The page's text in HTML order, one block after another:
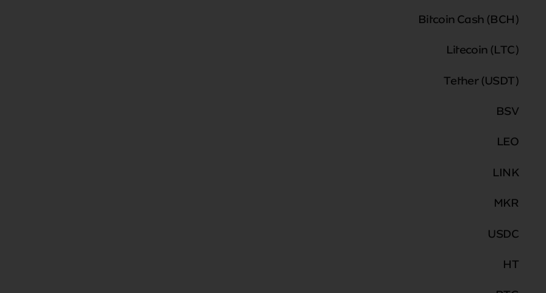
Bitcoin Cash (BCH)
Litecoin (LTC)
Tether (USDT)
BSV
LEO
LINK
MKR
USDC
HT